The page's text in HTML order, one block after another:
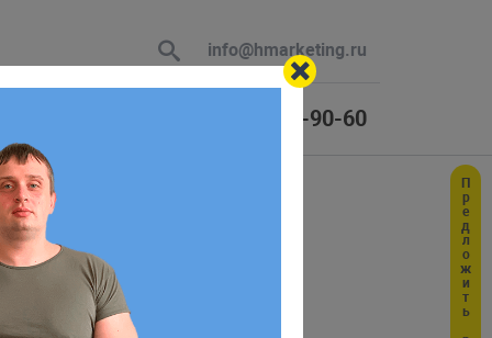
info@hmarketing.ru
+7 (925) 464-90-60
ответ
с учетом